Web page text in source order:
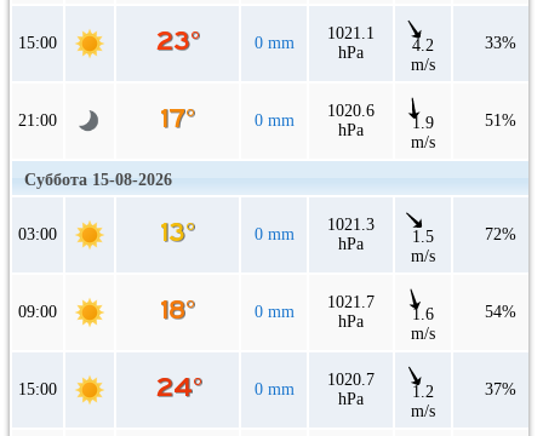
15:00 0 mm
1021.1
hPa
4.2
m/s
33%
21:00 0 mm
1020.6
hPa
1.9
m/s
51%
Суббота 15-08-2026
03:00 0 mm
1021.3
hPa
1.5
m/s
72%
09:00 0 mm
1021.7
hPa
1.6
m/s
54%
15:00 0 mm
1020.7
hPa
1.2
m/s
37%